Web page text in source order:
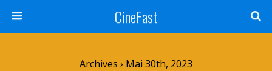
CineFast
Archives › Mai 30th, 2023